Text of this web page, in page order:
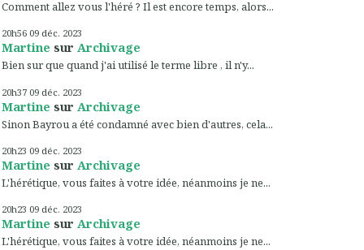
Comment allez vous l'héré ? Il est encore temps, alors...
20h56 09 déc. 2023
Martine sur Archivage
Bien sur que quand j'ai utilisé le terme libre , il n'y...
20h37 09 déc. 2023
Martine sur Archivage
Sinon Bayrou a été condamné avec bien d'autres, cela...
20h23 09 déc. 2023
Martine sur Archivage
L'hérétique, vous faites à votre idée, néanmoins je ne...
20h23 09 déc. 2023
Martine sur Archivage
L'hérétique, vous faites à votre idée, néanmoins je ne...